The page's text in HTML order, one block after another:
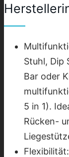
Stuhl, Dip
Bar oder
5 in 1).
Rücken-